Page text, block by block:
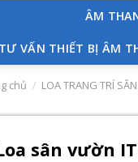
ÂM
TƯ VẤN THIẾT BỊ ÂM
chủ / LOA TRANG TRÍ
sân vườn